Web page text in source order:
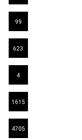
99
623
4
1615
4705